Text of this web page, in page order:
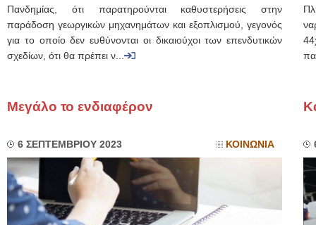
Πανδημίας, ότι παρατηρούνται καθυστερήσεις στην
παράδοση γεωργικών μηχανημάτων και εξοπλισμού, γεγονός
για το οποίο δεν ευθύνονται οι δικαιούχοι των επενδυτικών
σχεδίων, ότι θα πρέπει ν...
Μεγάλο το ενδιαφέρον
6 ΣΕΠΤΕΜΒΡΙΟΥ 2023 ΚΟΙΝΩΝΙΑ